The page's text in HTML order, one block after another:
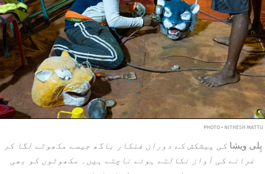
PHOTO • NITHESH MATTU
پِلی ویشاکی پیشکش کے دوران فنکار باگھ جیسے مکھوٹے لگا کر
غرانے کی آواز نکالتے ہوئے ناچتے ہیں۔ مکھوٹوں کو بھی